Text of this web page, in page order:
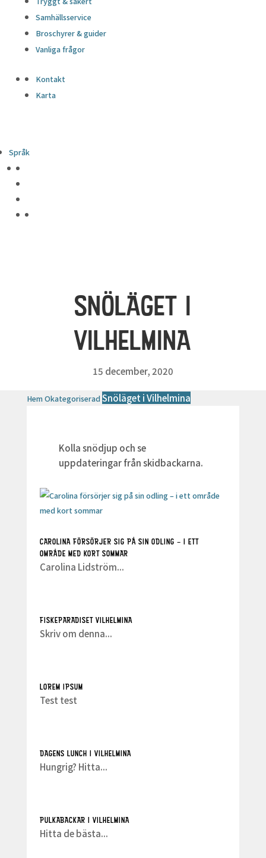
Samhällsservice
Broschyrer & guider
Vanliga frågor
Kontakt
Karta
Språk
SNÖLÄGET I
VILHELMINA
15 december, 2020
HemOkategoriseradSnöläget i Vilhelmina
Kolla snödjup och se
uppdateringar från skidbackarna.
CAROLINA FÖRSÖRJER SIG PÅ SIN ODLING – I ETT
OMRÅDE MED KORT SOMMAR
Carolina Lidström...
FISKEPARADISET VILHELMINA
Skriv om denna...
LOREM IPSUM
Test test
DAGENS LUNCH I VILHELMINA
Hungrig? Hitta...
PULKABACKAR I VILHELMINA
Hitta de bästa...